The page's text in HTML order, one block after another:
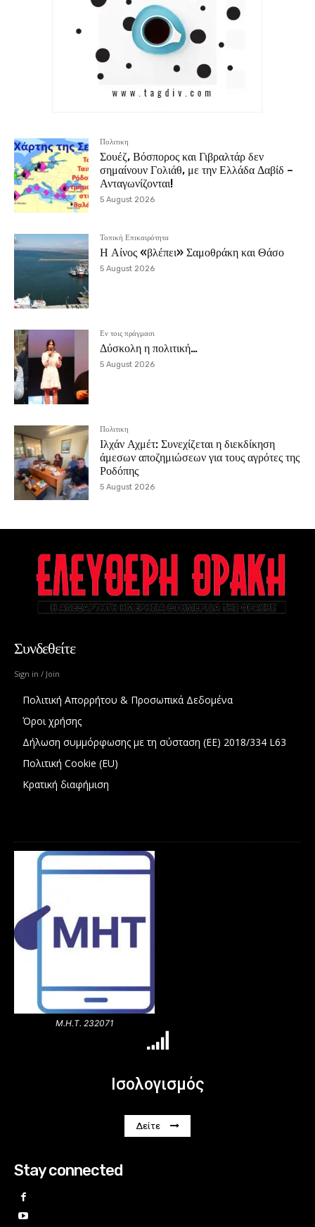
Πολιτικη
Σουέζ, Βόσπορος και Γιβραλτάρ δεν
σημαίνουν Γολιάθ, με την Ελλάδα Δαβίδ –
Ανταγωνίζονται!
5 August 2026
Τοπική Επικαιρότητα
Η Αίνος «βλέπει» Σαμοθράκη και Θάσο
5 August 2026
Εν τοις πράγμασι
Δύσκολη η πολιτική…
5 August 2026
Πολιτικη
Ιλχάν Αχμέτ: Συνεχίζεται η διεκδίκηση
άμεσων αποζημιώσεων για τους αγρότες της
Ροδόπης
5 August 2026
Συνδεθείτε
Sign in / Join
Πολιτική Απορρήτου & Προσωπικά Δεδομένα
Όροι χρήσης
Δήλωση συμμόρφωσης με τη σύσταση (ΕΕ) 2018/334 L63
Πολιτική Cookie (EU)
Κρατική διαφήμιση
Μ.Η.Τ. 232071
Ισολογισμός
Δείτε
Stay connected